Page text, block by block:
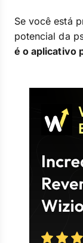
Se você está
potencial da
é o aplicativo